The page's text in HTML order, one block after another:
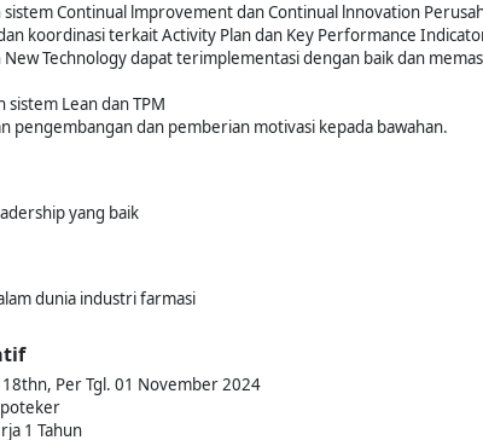
Continual lmprovement dan Continual lnnovation
koordinasi terkait Activity Plan dan Key Performance
Technology dapat terimplementasi dengan baik dan
Lean dan TPM
pengembangan dan pemberian motivasi kepada bawahan.
yang baik
dunia industri farmasi
Per Tgl. 01 November 2024
1 Tahun